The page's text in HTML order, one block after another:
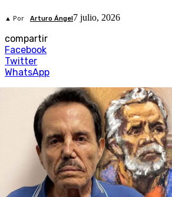
▲ Por Arturo Ángel7 julio, 2026
compartir
Facebook
Twitter
WhatsApp